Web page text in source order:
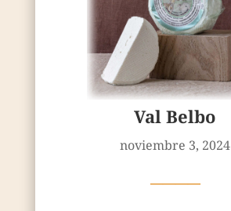
Val Belbo
noviembre 3, 2024
————